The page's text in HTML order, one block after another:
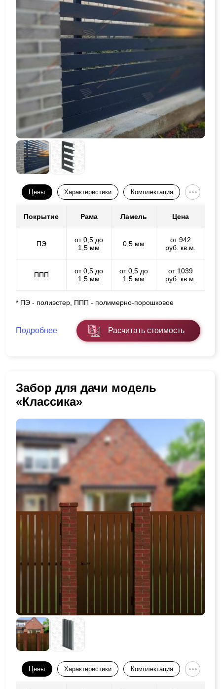
Цены Характеристики Комплектация
Покрытие Рама Ламель Цена
ПЭ
от 0,5 до
1,5 мм
0,5 мм
от 942
руб. кв.м.
ППП
от 0,5 до
1,5 мм
от 0,5 до
1,5 мм
от 1039
руб. кв.м.
* ПЭ - полиэстер, ППП - полимерно-порошковое
Подробнее Расчитать стоимость
Забор для дачи модель
«Классика»
Цены Характеристики Комплектация